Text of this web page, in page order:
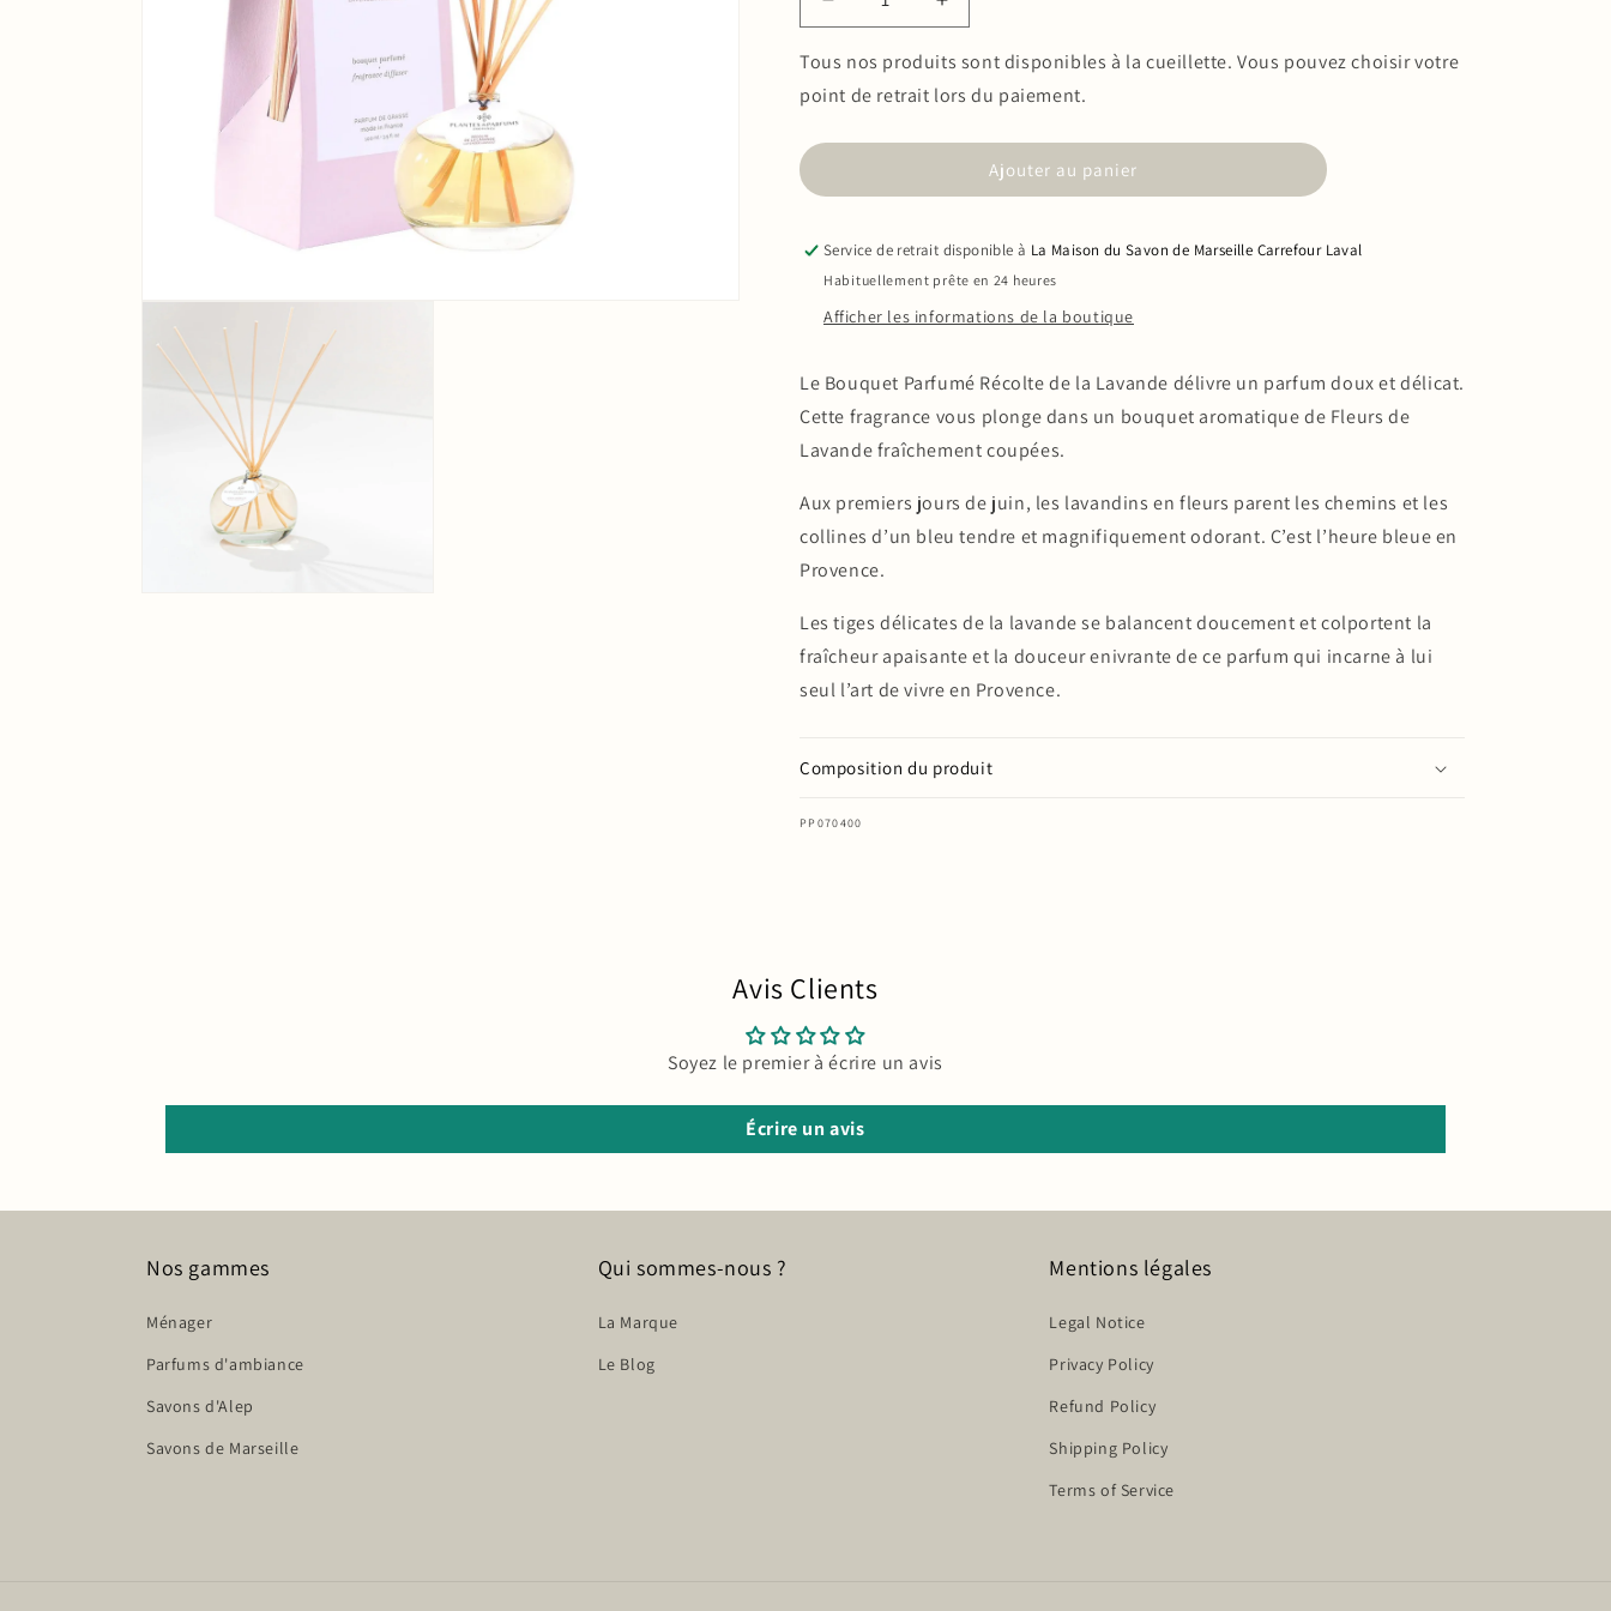
Réduire
la
quantité
de
Bouquet
100ml
Augmenter
la
quantité
Bouquet
Récolte
100ml
Tous nos produits sont disponibles à la cueillette. Vous pouvez choisir votre
point de retrait lors du paiement.
Ajouter au panier
Service de retrait disponible à La Maison du Savon de Marseille Carrefour Laval
Habituellement prête en 24 heures
Afficher les informations de la boutique
Le Bouquet Parfumé Récolte de la Lavande délivre un parfum doux et délicat.
Cette fragrance vous plonge dans un bouquet aromatique de Fleurs de
Lavande fraîchement coupées.
Aux premiers jours de juin, les lavandins en fleurs parent les chemins et les
collines d’un bleu tendre et magnifiquement odorant. C’est l’heure bleue en
Provence.
Les tiges délicates de la lavande se balancent doucement et colportent la
fraîcheur apaisante et la douceur enivrante de ce parfum qui incarne à lui
seul l’art de vivre en Provence.
Composition du produit
SKU:
PP070400
Avis Clients
Soyez le premier à écrire un avis
Écrire un avis
Nos gammes
Ménager
Parfums d'ambiance
Savons d'Alep
Savons de Marseille
Qui sommes-nous ?
La Marque
Le Blog
Mentions légales
Legal Notice
Privacy Policy
Refund Policy
Shipping Policy
Terms of Service